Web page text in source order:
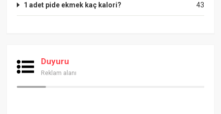
43
1 adet pide ekmek kaç kalori?
Duyuru
Reklam alanı